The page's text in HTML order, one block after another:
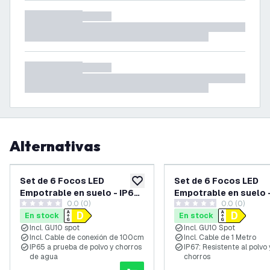
Alternativas
añadir a lista de deseos
Set de 6 Focos LED
Empotrable en suelo - IP67
- 3W - 4000K - Redondo -
Cable de 1 metro - Acero
Inox
0 estrellas de puntuación
0.0 (0)
En stock
Incl. GU10 spot
Incl. Cable de conexión de 100cm
IP65 a prueba de polvo y chorros
de agua
Set de 6 Focos LED
Empotrable en suelo
- 3W - 6500K -
Cable de 1 metro -
Inox
0 estrellas de puntuación
0.0 (0)
En stock
Incl. GU10 Spot
Incl. Cable de 1 Metro
IP67: Resistente al polvo
chorros